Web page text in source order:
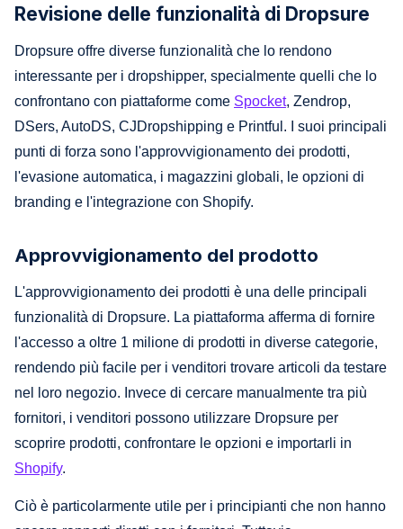
Revisione delle funzionalità di Dropsure
Dropsure offre diverse funzionalità che lo rendono
interessante per i dropshipper, specialmente quelli che lo
confrontano con piattaforme come Spocket, Zendrop,
DSers, AutoDS, CJDropshipping e Printful. I suoi principali
punti di forza sono l'approvvigionamento dei prodotti,
l'evasione automatica, i magazzini globali, le opzioni di
branding e l'integrazione con Shopify.
Approvvigionamento del prodotto
L'approvvigionamento dei prodotti è una delle principali
funzionalità di Dropsure. La piattaforma afferma di fornire
l'accesso a oltre 1 milione di prodotti in diverse categorie,
rendendo più facile per i venditori trovare articoli da testare
nel loro negozio. Invece di cercare manualmente tra più
fornitori, i venditori possono utilizzare Dropsure per
scoprire prodotti, confrontare le opzioni e importarli in
Shopify.
Ciò è particolarmente utile per i principianti che non hanno